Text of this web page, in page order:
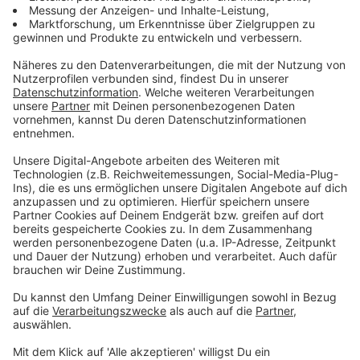
Ich war so begeistert (...). Da bin ich spontan auf
die Idee gekommen, (...) Emil mit der Familie
einzuladen bei uns auf den Bauhof, sich die
Geräte einmal anzusehen und auch mal
draufzugehen.
ANTENNE MÜNSTER-Moderator Christoph Hausdorf
überrascht und der freut sich vor allem für seinen
Sohn:
Der Kran zu Weihnachten, den wir von ANTENNE
MÜNSTER bezahlt bekommen und jetzt noch die
Einladung - das sind zwei super Geschenke.
Vielen Dank!
Emils Familie und die Firma Oevermann ein Treffen